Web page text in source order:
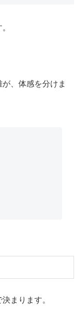
、体感を分けま
まります。